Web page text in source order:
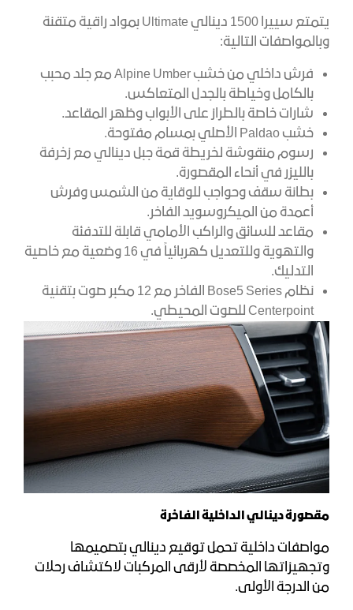
يتمتع سييرا 1500 دينالي Ultimate بمواد راقية متقنة
وبالمواصفات التالية:
فرش داخلي من خشب Alpine Umber مع جلد محبب
بالكامل وخياطة بالجدل المتعاكس.
شارات خاصة بالطراز على الأبواب وظهر المقاعد.
خشب Paldao الأصلي بمسام مفتوحة.
رسوم منقوشة لخريطة قمة جبل دينالي مع زخرفة
بالليزر في أنحاء المقصورة.
بطانة سقف وحواجب للوقاية من الشمس وفرش
أعمدة من الميكروسويد الفاخر.
مقاعد للسائق والراكب الأمامي قابلة للتدفئة
والتهوية وللتعديل كهربائياً في 16 وضعية مع خاصية
التدليك.
نظام Bose5 Series الفاخر مع 12 مكبر صوت بتقنية
Centerpoint للصوت المحيطي.
مقصورة دينالي الداخلية الفاخرة
مواصفات داخلية تحمل توقيع دينالي بتصميمها
وتجهيزاتها المخصصة لأرقى المركبات لاكتشاف رحلات
من الدرجة الأولى.